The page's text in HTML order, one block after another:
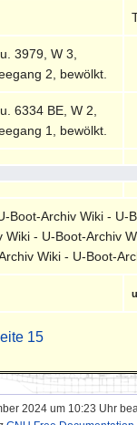
3979, W 3,
2, bewölkt.
6334 BE, W 2,
1, bewölkt.
Boot-Archiv Wiki -
Wiki - U-Boot-Archiv
Wiki - U-Boot-
15
2024 um 10:23 Uhr